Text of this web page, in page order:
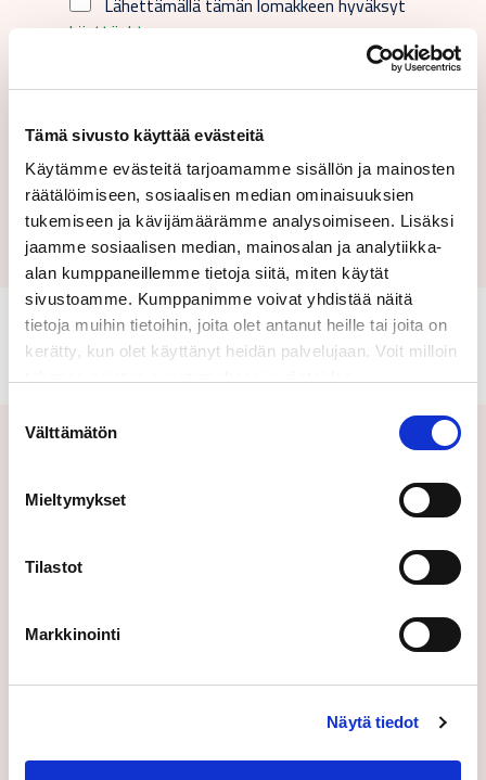
Tämä sivusto käyttää evästeitä
Käytämme evästeitä tarjoamamme sisällön ja mainosten
räätälöimiseen, sosiaalisen median ominaisuuksien
tukemiseen ja kävijämäärämme analysoimiseen. Lisäksi
jaamme sosiaalisen median, mainosalan ja analytiikka-
alan kumppaneillemme tietoja siitä, miten käytät
sivustoamme. Kumppanimme voivat yhdistää näitä
tietoja muihin tietoihin, joita olet antanut heille tai joita on
kerätty, kun olet käyttänyt heidän palvelujaan. Voit milloin
valinta
Välttämätön
Mieltymykset
Tilastot
Markkinointi
Näytä tiedot
käyttöehtomme.
Lähetä
Aiheeseen liittyvät uutiset